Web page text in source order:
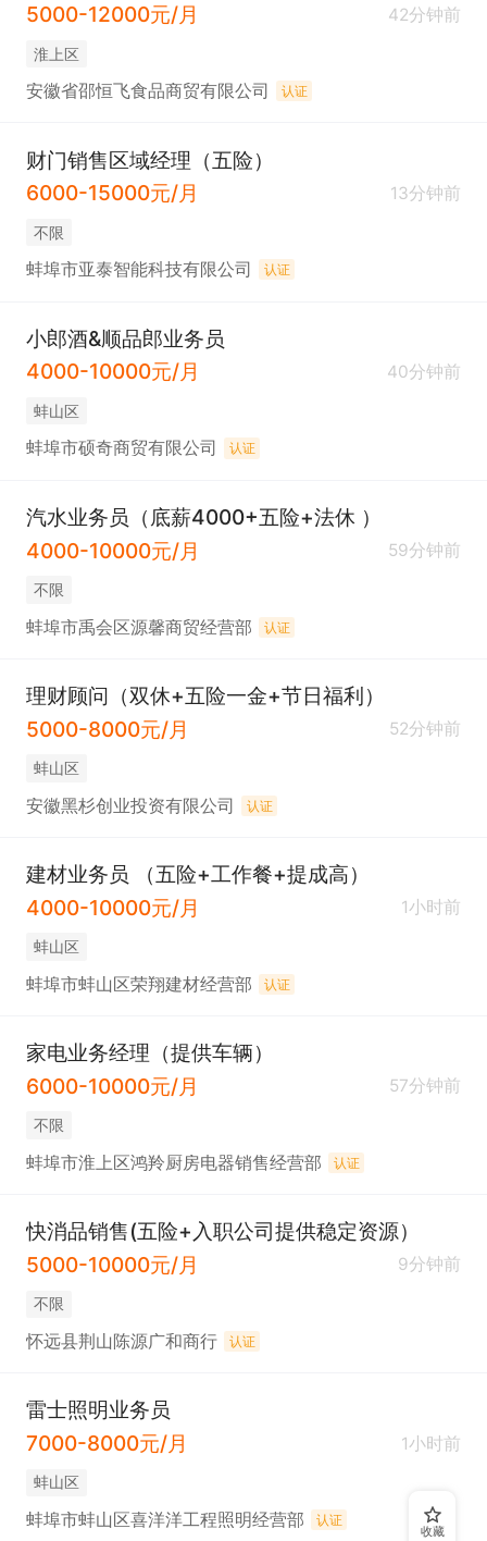
5000-12000元/月
42分钟前
淮上区
安徽省邵恒飞食品商贸有限公司 认证
财门销售区域经理（五险）
6000-15000元/月
13分钟前
不限
蚌埠市亚泰智能科技有限公司 认证
小郎酒&顺品郎业务员
4000-10000元/月
40分钟前
蚌山区
蚌埠市硕奇商贸有限公司 认证
汽水业务员（底薪4000+五险+法休 ）
4000-10000元/月
59分钟前
不限
蚌埠市禹会区源馨商贸经营部 认证
理财顾问（双休+五险一金+节日福利）
5000-8000元/月
52分钟前
蚌山区
安徽黑杉创业投资有限公司 认证
建材业务员 （五险+工作餐+提成高）
4000-10000元/月
1小时前
蚌山区
蚌埠市蚌山区荣翔建材经营部 认证
家电业务经理（提供车辆）
6000-10000元/月
57分钟前
不限
蚌埠市淮上区鸿羚厨房电器销售经营部 认证
快消品销售(五险+入职公司提供稳定资源）
5000-10000元/月
9分钟前
不限
怀远县荆山陈源广和商行 认证
雷士照明业务员
7000-8000元/月
1小时前
蚌山区
蚌埠市蚌山区喜洋洋工程照明经营部 认证
收藏